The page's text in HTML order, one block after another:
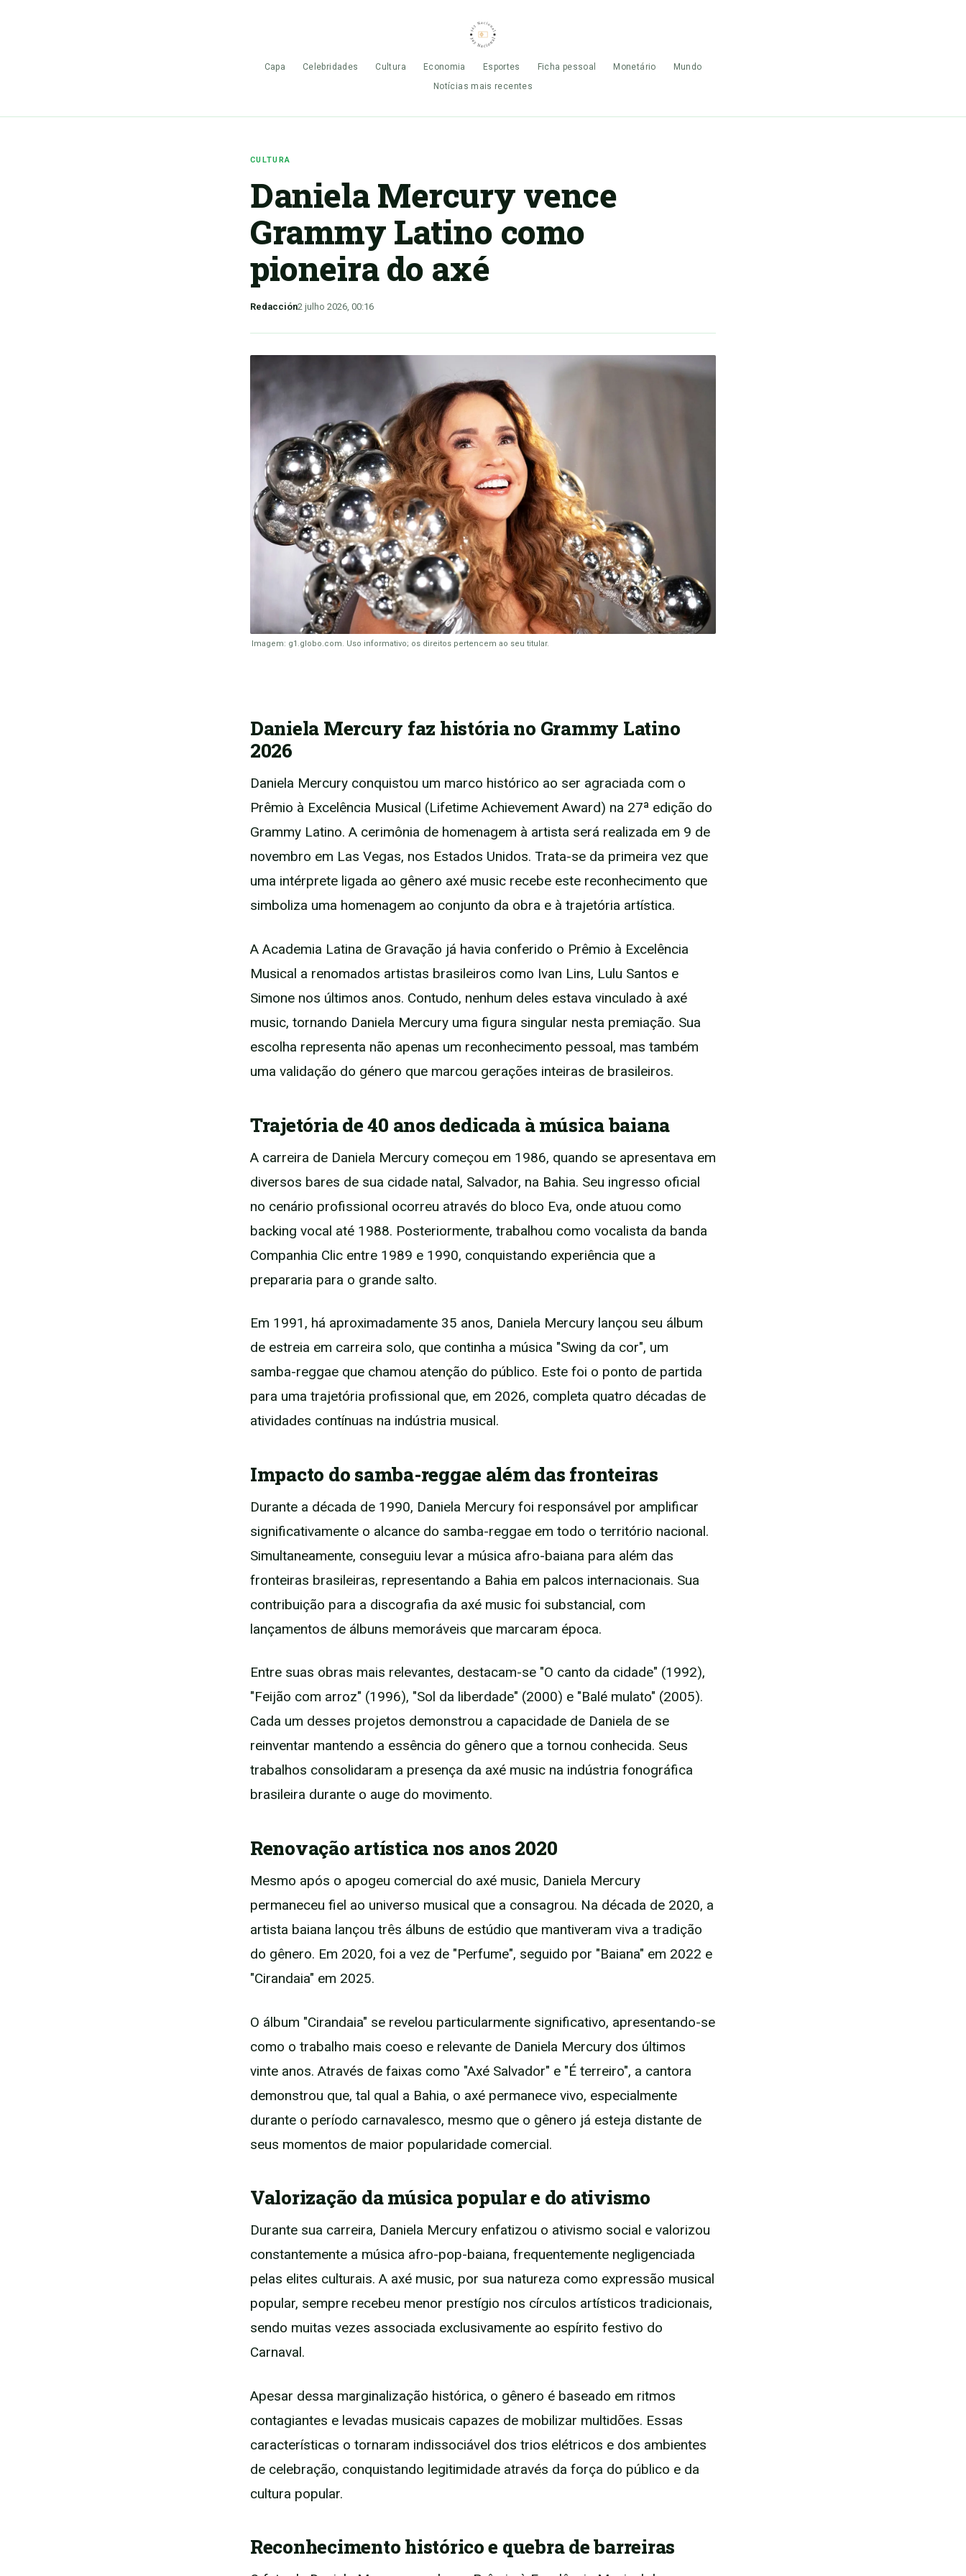
Capa Celebridades Cultura Economia Esportes Ficha pessoal Monetário
Mundo
Notícias mais recentes
CULTURA
Daniela Mercury vence
Grammy Latino como
pioneira do axé
Redacción2 julho 2026, 00:16
Imagem: g1.globo.com. Uso informativo; os direitos pertencem ao seu titular.
Daniela Mercury faz história no Grammy Latino
2026
Daniela Mercury conquistou um marco histórico ao ser agraciada com o
Prêmio à Excelência Musical (Lifetime Achievement Award) na 27ª edição do
Grammy Latino. A cerimônia de homenagem à artista será realizada em 9 de
novembro em Las Vegas, nos Estados Unidos. Trata-se da primeira vez que
uma intérprete ligada ao gênero axé music recebe este reconhecimento que
simboliza uma homenagem ao conjunto da obra e à trajetória artística.
A Academia Latina de Gravação já havia conferido o Prêmio à Excelência
Musical a renomados artistas brasileiros como Ivan Lins, Lulu Santos e
Simone nos últimos anos. Contudo, nenhum deles estava vinculado à axé
music, tornando Daniela Mercury uma figura singular nesta premiação. Sua
escolha representa não apenas um reconhecimento pessoal, mas também
uma validação do género que marcou gerações inteiras de brasileiros.
Trajetória de 40 anos dedicada à música baiana
A carreira de Daniela Mercury começou em 1986, quando se apresentava em
diversos bares de sua cidade natal, Salvador, na Bahia. Seu ingresso oficial
no cenário profissional ocorreu através do bloco Eva, onde atuou como
backing vocal até 1988. Posteriormente, trabalhou como vocalista da banda
Companhia Clic entre 1989 e 1990, conquistando experiência que a
prepararia para o grande salto.
Em 1991, há aproximadamente 35 anos, Daniela Mercury lançou seu álbum
de estreia em carreira solo, que continha a música "Swing da cor", um
samba-reggae que chamou atenção do público. Este foi o ponto de partida
para uma trajetória profissional que, em 2026, completa quatro décadas de
atividades contínuas na indústria musical.
Impacto do samba-reggae além das fronteiras
Durante a década de 1990, Daniela Mercury foi responsável por amplificar
significativamente o alcance do samba-reggae em todo o território nacional.
Simultaneamente, conseguiu levar a música afro-baiana para além das
fronteiras brasileiras, representando a Bahia em palcos internacionais. Sua
contribuição para a discografia da axé music foi substancial, com
lançamentos de álbuns memoráveis que marcaram época.
Entre suas obras mais relevantes, destacam-se "O canto da cidade" (1992),
"Feijão com arroz" (1996), "Sol da liberdade" (2000) e "Balé mulato" (2005).
Cada um desses projetos demonstrou a capacidade de Daniela de se
reinventar mantendo a essência do gênero que a tornou conhecida. Seus
trabalhos consolidaram a presença da axé music na indústria fonográfica
brasileira durante o auge do movimento.
Renovação artística nos anos 2020
Mesmo após o apogeu comercial do axé music, Daniela Mercury
permaneceu fiel ao universo musical que a consagrou. Na década de 2020, a
artista baiana lançou três álbuns de estúdio que mantiveram viva a tradição
do gênero. Em 2020, foi a vez de "Perfume", seguido por "Baiana" em 2022 e
"Cirandaia" em 2025.
O álbum "Cirandaia" se revelou particularmente significativo, apresentando-se
como o trabalho mais coeso e relevante de Daniela Mercury dos últimos
vinte anos. Através de faixas como "Axé Salvador" e "É terreiro", a cantora
demonstrou que, tal qual a Bahia, o axé permanece vivo, especialmente
durante o período carnavalesco, mesmo que o gênero já esteja distante de
seus momentos de maior popularidade comercial.
Valorização da música popular e do ativismo
Durante sua carreira, Daniela Mercury enfatizou o ativismo social e valorizou
constantemente a música afro-pop-baiana, frequentemente negligenciada
pelas elites culturais. A axé music, por sua natureza como expressão musical
popular, sempre recebeu menor prestígio nos círculos artísticos tradicionais,
sendo muitas vezes associada exclusivamente ao espírito festivo do
Carnaval.
Apesar dessa marginalização histórica, o gênero é baseado em ritmos
contagiantes e levadas musicais capazes de mobilizar multidões. Essas
características o tornaram indissociável dos trios elétricos e dos ambientes
de celebração, conquistando legitimidade através da força do público e da
cultura popular.
Reconhecimento histórico e quebra de barreiras